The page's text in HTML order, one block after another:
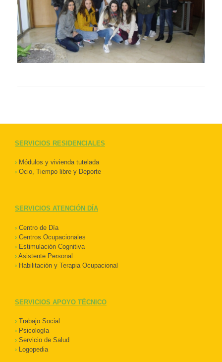
SERVICIOS RESIDENCIALES
› Módulos y vivienda tutelada
› Ocio, Tiempo libre y Deporte
SERVICIOS ATENCIÓN DÍA
› Centro de Día
› Centros Ocupacionales
› Estimulación Cognitiva
› Asistente Personal
› Habilitación y Terapia Ocupacional
SERVICIOS APOYO TÉCNICO
› Trabajo Social
› Psicología
› Servicio de Salud
› Logopedia